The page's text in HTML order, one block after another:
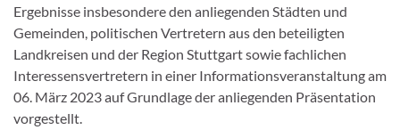
Ergebnisse insbesondere den anliegenden Städten und
Gemeinden, politischen Vertretern aus den beteiligten
Landkreisen und der Region Stuttgart sowie fachlichen
Interessensvertretern in einer Informationsveranstaltung am
06. März 2023 auf Grundlage der anliegenden Präsentation
vorgestellt.